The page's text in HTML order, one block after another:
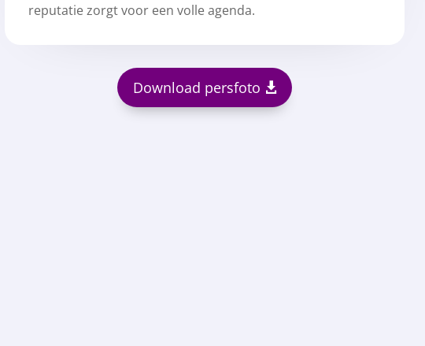
reputatie zorgt voor een volle agenda.
Download persfoto